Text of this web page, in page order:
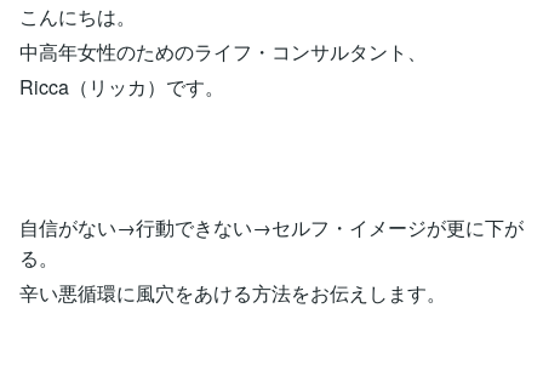
こんにちは。
中高年女性のためのライフ・コンサルタント、
Ricca（リッカ）です。
自信がない→行動できない→セルフ・イメージが更に下が
る。
辛い悪循環に風穴をあける方法をお伝えします。